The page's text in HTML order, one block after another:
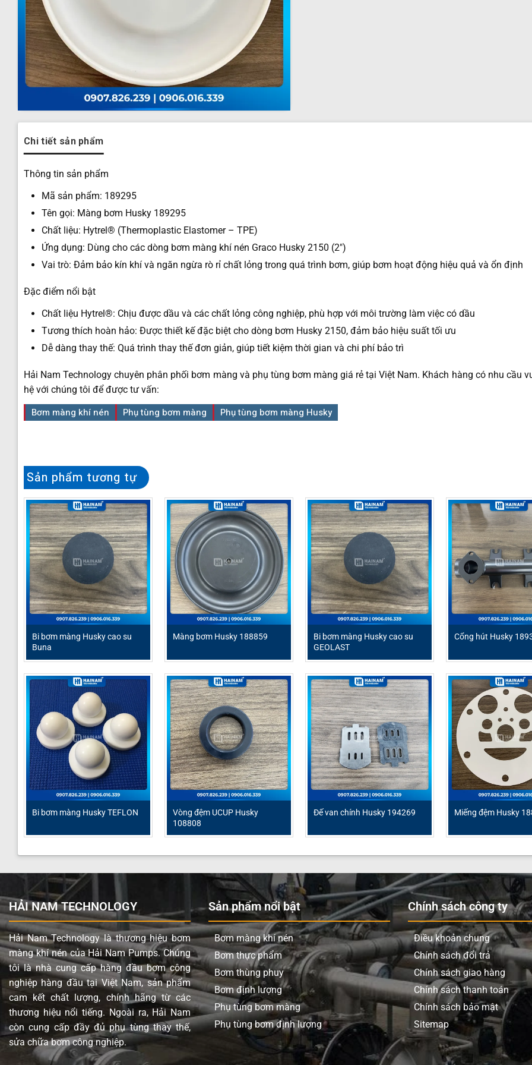
Chi tiết sản phẩm
Thông tin sản phẩm
Mã sản phẩm: 189295
Tên gọi: Màng bơm Husky 189295
Chất liệu: Hytrel® (Thermoplastic Elastomer – TPE)
Ứng dụng: Dùng cho các dòng bơm màng khí nén Graco Husky 2150 (2″)
Vai trò: Đảm bảo kín khí và ngăn ngừa rò rỉ chất lỏng trong quá trình bơm, giúp bơm hoạt động hiệu quả và ổn định
Đặc điểm nổi bật
Chất liệu Hytrel®: Chịu được dầu và các chất lỏng công nghiệp, phù hợp với môi trường làm việc có dầu
Tương thích hoàn hảo: Được thiết kế đặc biệt cho dòng bơm Husky 2150, đảm bảo hiệu suất tối ưu
Dễ dàng thay thế: Quá trình thay thế đơn giản, giúp tiết kiệm thời gian và chi phí bảo trì
Hải Nam Technology chuyên phân phối bơm màng và phụ tùng bơm màng giá rẻ tại Việt Nam. Khách hàng có nhu cầu
hệ với chúng tôi để được tư vấn:
Bơm màng khí nén Phụ tùng bơm màng Phụ tùng bơm màng Husky
Sản phẩm tương tự
Bi bơm màng Husky cao su
Buna
Màng bơm Husky 188859
Bi bơm màng Husky cao su
GEOLAST
Cổng hút Husky
Bi bơm màng Husky TEFLON
Vòng đệm UCUP Husky
108808
Đế van chính Husky 194269 Miếng đệm Husky
HẢI NAM TECHNOLOGY
Hải Nam Technology là thương hiệu bơm
màng khí nén của Hải Nam Pumps. Chúng
tôi là nhà cung cấp hàng đầu bơm công
nghiệp hàng đầu tại Việt Nam, sản phẩm
cam kết chất lượng, chính hãng từ các
thương hiệu nổi tiếng. Ngoài ra, Hải Nam
còn cung cấp đầy đủ phụ tùng thay thế,
sửa chữa bơm công nghiệp.
Sản phẩm nổi bật
Bơm màng khí nén
Bơm thực phẩm
Bơm thùng phuy
Bơm định lượng
Phụ tùng bơm màng
Phụ tùng bơm định lượng
Chính sách công ty
Điều khoản chung
Chính sách đổi trả
Chính sách giao hàng
Chính sách thanh toán
Chính sách bảo mật
Sitemap